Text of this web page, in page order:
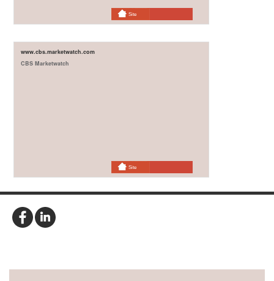
Site
www.cbs.marketwatch.com
CBS Marketwatch
Site